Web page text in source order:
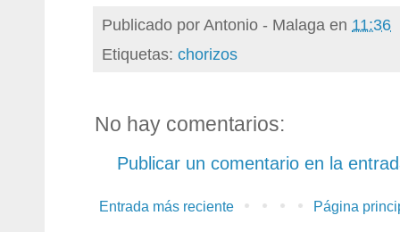
Publicado porAntonio - Malaga en 11:36
Etiquetas: chorizos
No hay comentarios:
Publicar un comentario en la
Entrada más reciente Página